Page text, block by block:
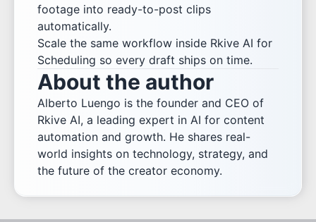
footage into ready-to-post clips
automatically.
Scale the same workflow inside Rkive AI for
Scheduling so every draft ships on time.
About the author
Alberto Luengo is the founder and CEO of
Rkive AI, a leading expert in AI for content
automation and growth. He shares real-
world insights on technology, strategy, and
the future of the creator economy.